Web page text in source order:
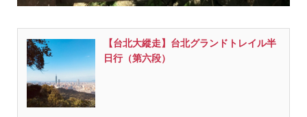
【台北大縱走】台北グランドトレイル半
日行（第六段）